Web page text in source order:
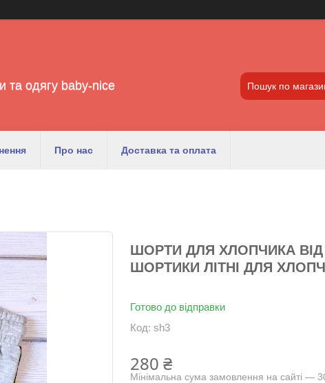
та одягу baby-nice
Про нас Доставка та оплата
ШОРТИ ДЛЯ ХЛОПЧИКА ВІД
ШОРТИКИ ЛІТНІ ДЛЯ
Готово до відправки
Код: sh3
280 ₴
Мінімальна сума замовлення на сайті —